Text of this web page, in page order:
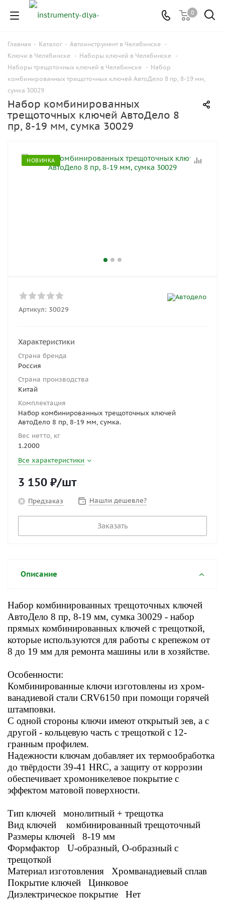
0
Главная - Каталог - Автоинструмент в Челябинске -
Ключи в Челябинске - Наборы ключей в Челябинске -
Наборы трещоточных ключей в Челябинске - Набор
комбинированных трещоточных ключей АвтоДело 8 пр, 8-19 мм,
сумка 30029
Набор комбинированных
трещоточных ключей АвтоДело 8
пр, 8-19 мм, сумка 30029
НОВИНКА
Артикул: 30029
Характеристики
Страна бренда
Россия
Страна производства
Китай
Комплектация
Набор комбинированных трещоточных ключей
АвтоДело 8 пр, 8-19 мм, сумка.
Вес нетто, кг
1.2000
Все характеристики
3 150 ₽/шт
Предзаказ Нашли дешевле?
Заказать
Описание
Набор комбинированных трещоточных ключей
АвтоДело 8 пр, 8-19 мм, сумка 30029 - набор
прямых комбинированных ключей с трещоткой,
которые используются для работы с крепежом от
8 до 19 мм для ремонта машины или в хозяйстве.
Особенности:
Комбинированные ключи изготовлены из хром-
ванадиевой стали CRV6150 при помощи горячей
штамповки.
С одной стороны ключи имеют открытый зев, а с
другой - кольцевую часть с трещоткой с 12-
гранным профилем.
Надежности ключам добавляет их термообработка
до твёрдости 39-41 HRC, а защиту от коррозии
обеспечивает хромоникелевое покрытие с
эффектом матовой поверхности.
Тип ключей монолитный + трещотка
Вид ключей комбинированный трещоточный
Размеры ключей 8-19 мм
Формфактор U-образный, O-образный с
трещоткой
Материал изготовления Хромванадиевый сплав
Покрытие ключей Цинковое
Диэлектрическое покрытие Нет